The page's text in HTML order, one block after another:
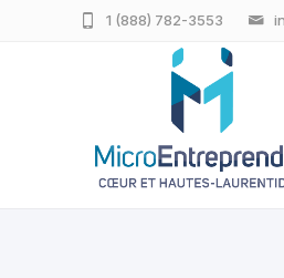
1 (888) 782-3553